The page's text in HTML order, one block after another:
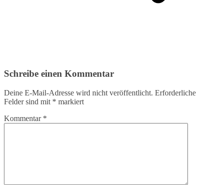
Schreibe einen Kommentar
Deine E-Mail-Adresse wird nicht veröffentlicht. Erforderliche
Felder sind mit * markiert
Kommentar *